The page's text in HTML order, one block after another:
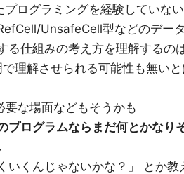
ログラミングを経験していな
UnsafeCell型などのデータ
る仕組みの考え方を理解するの
理解させられる可能性も無い
な場面などもそうかも
プログラムならまだ何とかなり
いくんじゃないかな？」 とか教